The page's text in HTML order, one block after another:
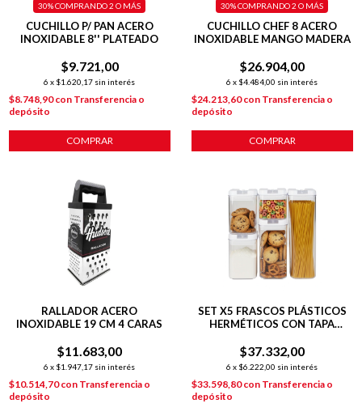
CUCHILLO P/ PAN ACERO
INOXIDABLE 8'' PLATEADO
$9.721,00
6 x $1.620,17 sin interés
30%COMPRANDO 2 O MÁS
$8.748,90con Transferencia o
depósito
COMPRAR
CUCHILLO CHEF 8 ACERO
INOXIDABLE MANGO MADERA
$26.904,00
6 x $4.484,00 sin interés
30%COMPRANDO 2 O MÁS
$24.213,60con Transferencia o
depósito
COMPRAR
RALLADOR ACERO
INOXIDABLE 19 CM 4 CARAS
$11.683,00
6 x $1.947,17 sin interés
$10.514,70con Transferencia o
depósito
SET X5 FRASCOS PLÁSTICOS
HERMÉTICOS CON TAPA
$37.332,00
6 x $6.222,00 sin interés
$33.598,80con Transferencia o
depósito